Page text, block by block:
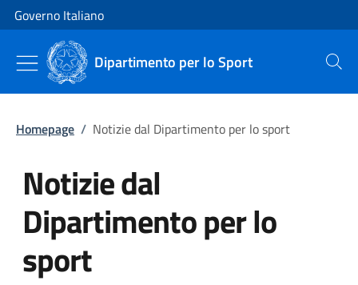
Vai al contenuto
Vai alla navigazione del sito
Governo Italiano
Dipartimento per lo Sport Cerca
Homepage / Notizie dal Dipartimento per lo sport
Notizie dal
Dipartimento per lo
sport